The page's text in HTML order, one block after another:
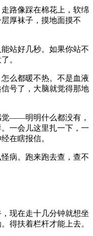
路像踩在棉花上，软绵
厚袜子，摸地面摸不
站好几秒。如果你站不
。
么都暖不热。不是血液
号了，大脑就觉得那地
——明明什么都没有，
一会儿这里扎一下，一
在瞎报信。
病。跑来跑去查，查不
现在走十几分钟就想坐
得扶着栏杆才能上去。